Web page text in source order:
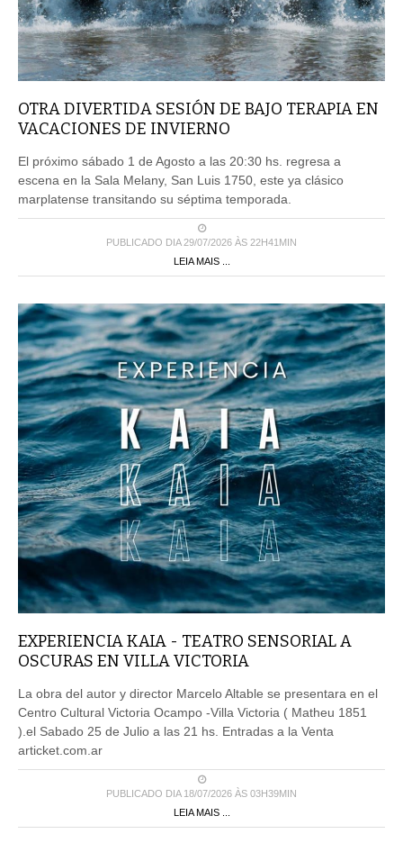
OTRA DIVERTIDA SESIÓN DE BAJO TERAPIA EN
VACACIONES DE INVIERNO
El próximo sábado 1 de Agosto a las 20:30 hs. regresa a
escena en la Sala Melany, San Luis 1750, este ya clásico
marplatense transitando su séptima temporada.
PUBLICADO DIA 29/07/2026 ÀS 22H41MIN
LEIA MAIS ...
EXPERIENCIA KAIA - TEATRO SENSORIAL A
OSCURAS EN VILLA VICTORIA
La obra del autor y director Marcelo Altable se presentara en el
Centro Cultural Victoria Ocampo -Villa Victoria ( Matheu 1851
).el Sabado 25 de Julio a las 21 hs. Entradas a la Venta
articket.com.ar
PUBLICADO DIA 18/07/2026 ÀS 03H39MIN
LEIA MAIS ...